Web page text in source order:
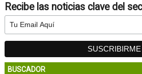
Recibe las noticias clave del
BUSCADOR